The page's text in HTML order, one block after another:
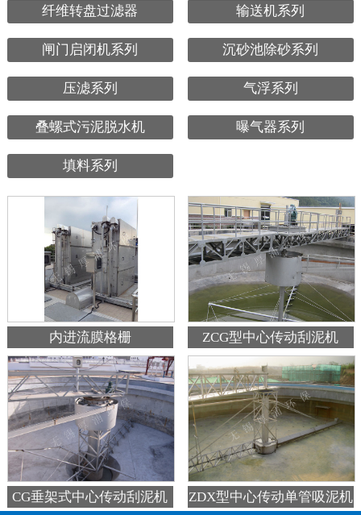
纤维转盘过滤器 输送机系列
闸门启闭机系列 沉砂池除砂系列
压滤系列 气浮系列
叠螺式污泥脱水机 曝气器系列
填料系列
内进流膜格栅 ZCG型中心传动刮泥机
CG垂架式中心传动刮泥机 ZDX型中心传动单管吸泥机